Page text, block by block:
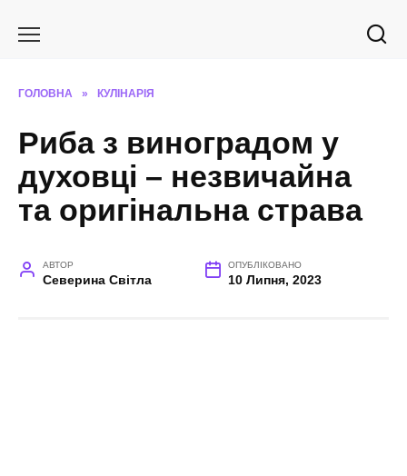
ГОЛОВНА » КУЛІНАРІЯ
Риба з виноградом у
духовці – незвичайна
та оригінальна страва
АВТОР
Северина Світла
ОПУБЛІКОВАНО
10 Липня, 2023